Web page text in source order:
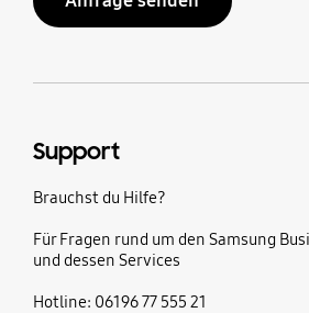
Support
Brauchst du Hilfe?
Für Fragen rund um den Samsung
und dessen Services
Hotline: 06196 77 555 21